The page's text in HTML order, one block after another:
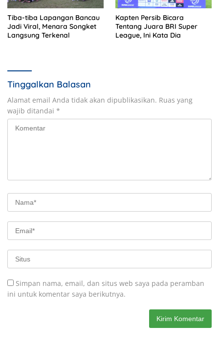
Tiba-tiba Lapangan Bancau
Jadi Viral, Menara Songket
Langsung Terkenal
Kapten Persib Bicara
Tentang Juara BRI Super
League, Ini Kata Dia
Tinggalkan Balasan
Alamat email Anda tidak akan dipublikasikan. Ruas yang
wajib ditandai *
Simpan nama, email, dan situs web saya pada peramban
ini untuk komentar saya berikutnya.